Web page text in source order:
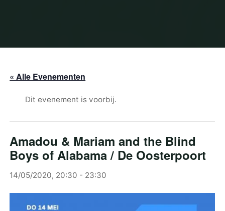
« Alle Evenementen
Dit evenement is voorbij.
Amadou & Mariam and the Blind
Boys of Alabama / De Oosterpoort
14/05/2020, 20:30 - 23:30